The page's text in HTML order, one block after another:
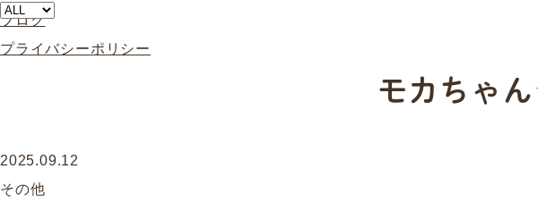
ブログ
プライバシーポリシー
モカちゃん
2025.09.12
その他